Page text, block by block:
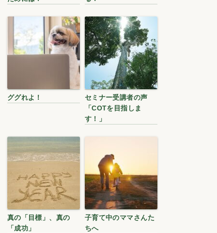
ググれよ！
セミナー受講者の声
「COTを目指しま
す！」
真の「目標」、真の
「成功」
子育て中のママさんた
ちへ